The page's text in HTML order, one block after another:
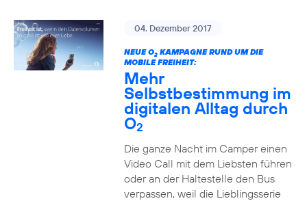
04. Dezember 2017
NEUE O2KAMPAGNE RUND UM DIE
MOBILE FREIHEIT:
Mehr
Selbstbestimmung im
digitalen Alltag durch
O2
Die ganze Nacht im Camper einen
Video Call mit dem Liebsten führen
oder an der Haltestelle den Bus
verpassen, weil die Lieblingsserie